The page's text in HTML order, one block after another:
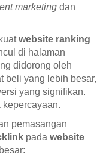
marketingdan
website ranking
di halaman
didorong oleh
beli yang lebih besar,
yang signifikan.
pemasangan
pada website